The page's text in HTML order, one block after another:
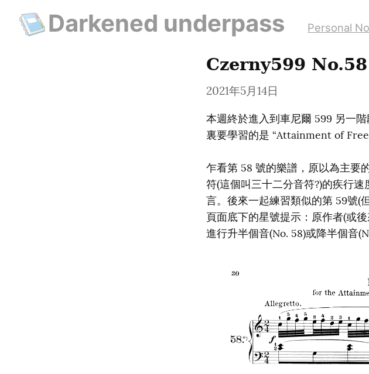
Darkened underpass Personal
Czerny599
2021年5月14日
本週終於進入到車尼爾 599 另一
裏要學習的是 “Attainment of
乍看第 58 號的樂譜，原以為主要
符(這個叫三十二分音符?)的疾行
言。後來一起練習類似的第 59號(
頁面底下的星號提示：原作者(或
進行升半個音(No. 58)或降半個音